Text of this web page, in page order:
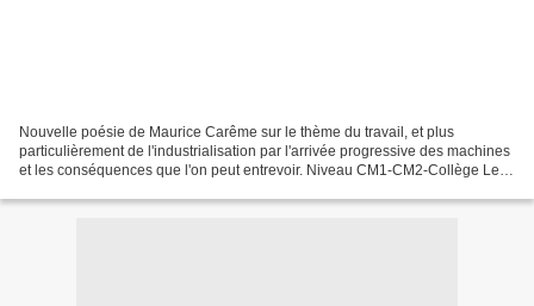
Nouvelle poésie de Maurice Carême sur le thème du travail, et plus
particulièrement de l'industrialisation par l'arrivée progressive des machines
et les conséquences que l'on peut entrevoir. Niveau CM1-CM2-Collège Le